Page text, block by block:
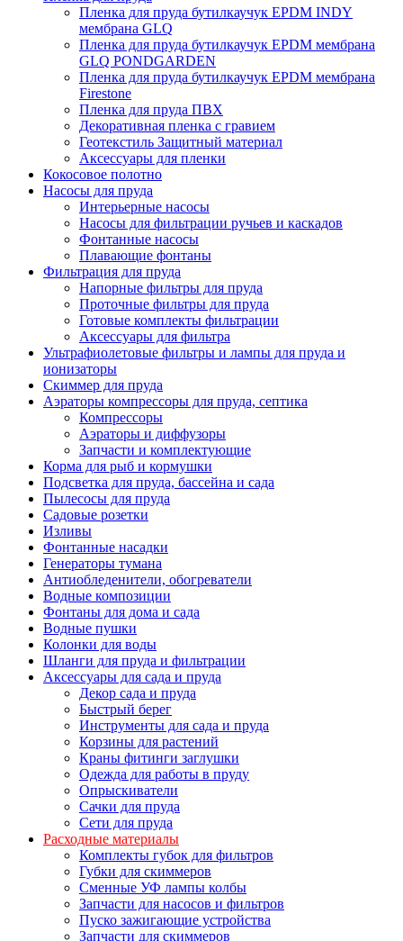
Пленка для пруда бутилкаучук EPDM INDY
мембрана GLQ
Пленка для пруда бутилкаучук EPDM мембрана
GLQ PONDGARDEN
Пленка для пруда бутилкаучук EPDM мембрана
Firestone
Пленка для пруда ПВХ
Декоративная пленка с гравием
Геотекстиль Защитный материал
Аксессуары для пленки
Кокосовое полотно
Насосы для пруда
Интерьерные насосы
Насосы для фильтрации ручьев и каскадов
Фонтанные насосы
Плавающие фонтаны
Фильтрация для пруда
Напорные фильтры для пруда
Проточные фильтры для пруда
Готовые комплекты фильтрации
Аксессуары для фильтра
Ультрафиолетовые фильтры и лампы для пруда и
ионизаторы
Скиммер для пруда
Аэраторы компрессоры для пруда, септика
Компрессоры
Аэраторы и диффузоры
Запчасти и комплектующие
Корма для рыб и кормушки
Подсветка для пруда, бассейна и сада
Пылесосы для пруда
Садовые розетки
Изливы
Фонтанные насадки
Генераторы тумана
Антиобледенители, обогреватели
Водные композиции
Фонтаны для дома и сада
Водные пушки
Колонки для воды
Шланги для пруда и фильтрации
Аксессуары для сада и пруда
Декор сада и пруда
Быстрый берег
Инструменты для сада и пруда
Корзины для растений
Краны фитинги заглушки
Одежда для работы в пруду
Опрыскиватели
Сачки для пруда
Сети для пруда
Расходные материалы
Комплекты губок для фильтров
Губки для скиммеров
Сменные УФ лампы колбы
Запчасти для насосов и фильтров
Пуско зажигающие устройства
Запчасти для скиммеров